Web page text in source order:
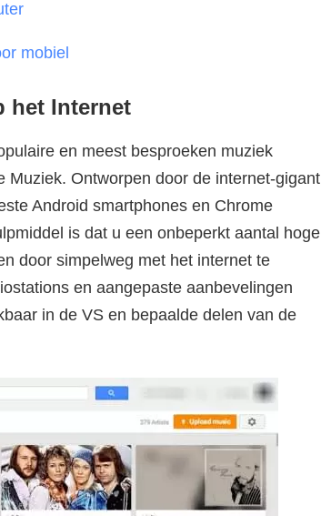
mobiel
het Internet
en meest besproeken muziek
Ontworpen door de internet-gigant
Android smartphones en Chrome
is dat u een onbeperkt aantal hoge
door simpelweg met het internet te
en aangepaste aanbevelingen
in de VS en bepaalde delen van de